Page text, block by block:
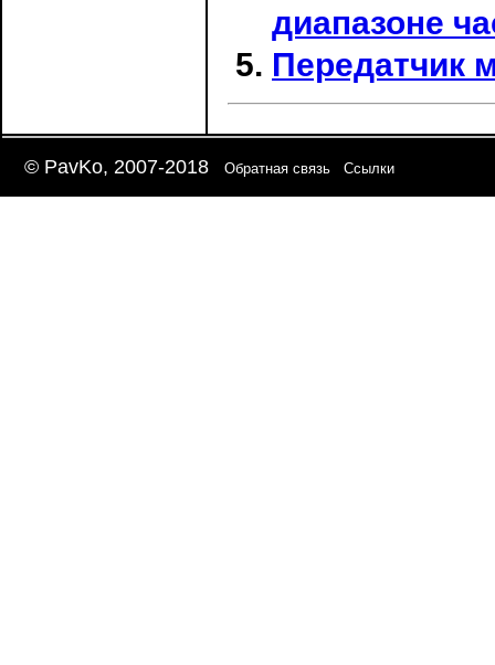
диапазоне
Пеpедатчик
© PavKo, 2007-2018 Обратная связь Ссылки